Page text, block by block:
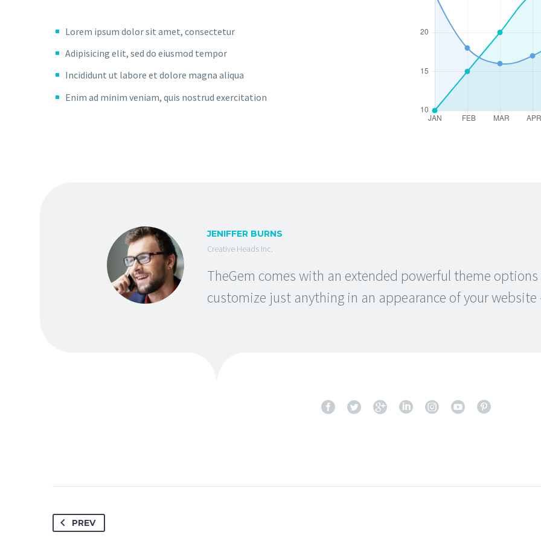
Lorem ipsum dolor sit amet, consectetur
Adipisicing elit, sed do eiusmod tempor
Incididunt ut labore et dolore magna aliqua
Enim ad minim veniam, quis nostrud exercitation
JENIFFER BURNS
Creative Heads Inc.
TheGem comes with an extended powerful theme
customize just anything in an appearance of your
PREV